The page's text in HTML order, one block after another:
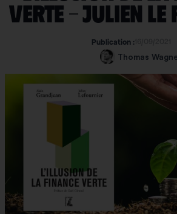
verte – Julien
Publication :16/09/2021
Thomas